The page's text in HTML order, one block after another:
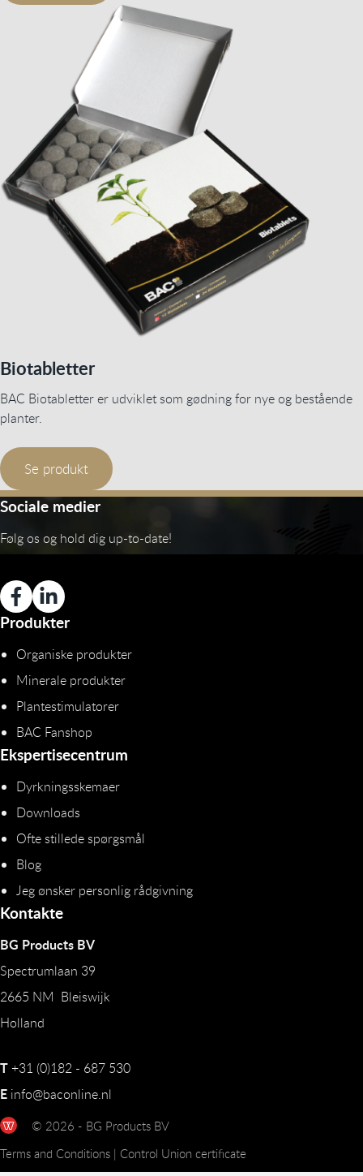
Biotabletter
BAC Biotabletter er udviklet som gødning for nye og bestående
planter.
Se produkt
Sociale medier
Følg os og hold dig up-to-date!
Produkter
Organiske produkter
Minerale produkter
Plantestimulatorer
BAC Fanshop
Ekspertisecentrum
Dyrkningsskemaer
Downloads
Ofte stillede spørgsmål
Blog
Jeg ønsker personlig rådgivning
Kontakte
BG Products BV
Spectrumlaan 39
2665 NM Bleiswijk
Holland
T+31 (0)182 - 687 530
E info@baconline.nl
© 2026 - BG Products BV
Terms and Conditions | Control Union certificate